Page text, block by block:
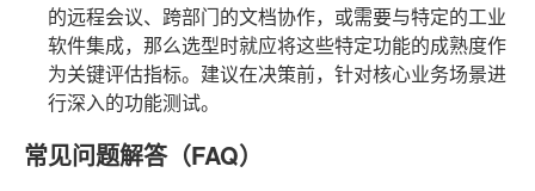
的远程会议、跨部门的文档协作，或需要与特定的工业
软件集成，那么选型时就应将这些特定功能的成熟度作
为关键评估指标。建议在决策前，针对核心业务场景进
行深入的功能测试。
常见问题解答（FAQ）